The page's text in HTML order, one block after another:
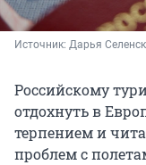
Источник: Дарья
Российскому
отдохнуть в
терпением и
проблем с